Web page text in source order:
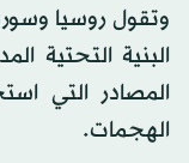
وتقول روسيا
البنية التحتية
المصادر التي
الهجمات.